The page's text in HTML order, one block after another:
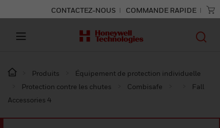
CONTACTEZ-NOUS COMMANDE RAPIDE
Produits
Équipement de protection individuelle
Protection contre les chutes
Combisafe
Fall
Accessories 4